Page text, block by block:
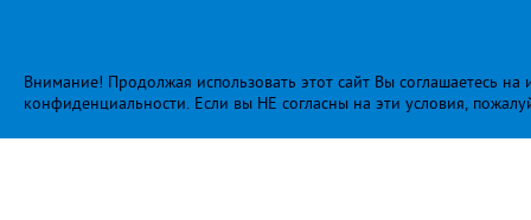
Внимание! Продолжая использовать этот сайт Вы соглашаетесь
конфиденциальности. Если вы НЕ согласны на эти условия,